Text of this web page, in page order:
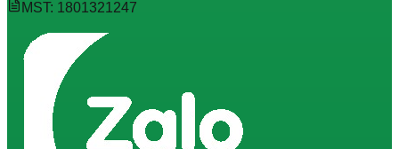
MST: 1801321247